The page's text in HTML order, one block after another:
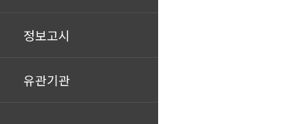
정보고시
유관기관